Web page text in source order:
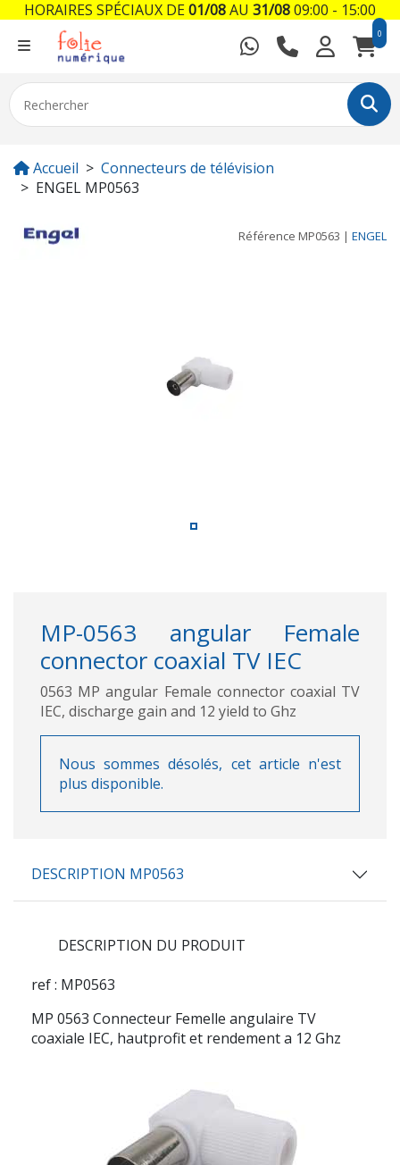
0
Accueil
Connecteurs de télévision
ENGEL MP0563
Référence MP0563 | ENGEL
MP-0563 angular Female
connector coaxial TV IEC
0563 MP angular Female connector coaxial TV
IEC, discharge gain and 12 yield to Ghz
Nous sommes désolés, cet article n'est
plus disponible.
DESCRIPTION MP0563
DESCRIPTION DU PRODUIT
ref : MP0563
MP 0563 Connecteur Femelle angulaire TV
coaxiale IEC, hautprofit et rendement a 12 Ghz
HORAIRES SPÉCIAUX DE01/08AU 31/0809:00 - 15:00